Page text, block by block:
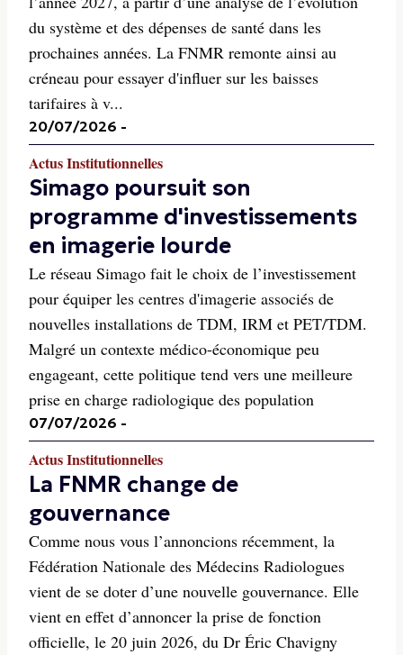
du système et des dépenses de santé dans les
prochaines années. La FNMR remonte ainsi au
créneau pour essayer d'influer sur les baisses
tarifaires à v...
20/07/2026 -
Actus Institutionnelles
Simago poursuit son
programme d'investissements
en imagerie lourde
Le réseau Simago fait le choix de l’investissement
pour équiper les centres d'imagerie associés de
nouvelles installations de TDM, IRM et PET/TDM.
Malgré un contexte médico-économique peu
engageant, cette politique tend vers une meilleure
prise en charge radiologique des population
07/07/2026 -
Actus Institutionnelles
La FNMR change de
gouvernance
Comme nous vous l’annoncions récemment, la
Fédération Nationale des Médecins Radiologues
vient de se doter d’une nouvelle gouvernance. Elle
vient en effet d’annoncer la prise de fonction
officielle, le 20 juin 2026, du Dr Éric Chavigny